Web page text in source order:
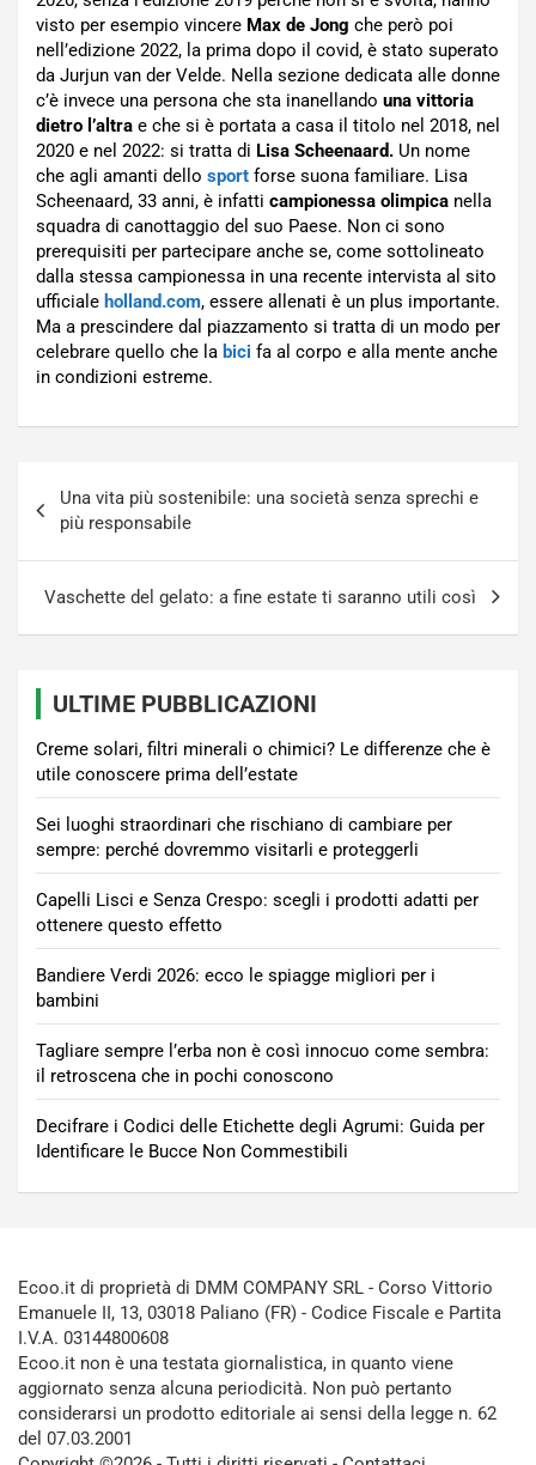
visto per esempio vincere Max de Jong che però poi
nell’edizione 2022, la prima dopo il covid, è stato superato
da Jurjun van der Velde. Nella sezione dedicata alle donne
c’è invece una persona che sta inanellando una vittoria
dietro l’altra e che si è portata a casa il titolo nel 2018, nel
2020 e nel 2022: si tratta di Lisa Scheenaard. Un nome
che agli amanti dello sport forse suona familiare. Lisa
Scheenaard, 33 anni, è infatti campionessa olimpica nella
squadra di canottaggio del suo Paese. Non ci sono
prerequisiti per partecipare anche se, come sottolineato
dalla stessa campionessa in una recente intervista al sito
ufficiale holland.com, essere allenati è un plus importante.
Ma a prescindere dal piazzamento si tratta di un modo per
celebrare quello che la bici fa al corpo e alla mente anche
in condizioni estreme.
articoli
Una vita più sostenibile: una società senza sprechi e
più responsabile
Vaschette del gelato: a fine estate ti saranno utili così
ULTIME PUBBLICAZIONI
Creme solari, filtri minerali o chimici? Le differenze che è
utile conoscere prima dell’estate
Sei luoghi straordinari che rischiano di cambiare per
sempre: perché dovremmo visitarli e proteggerli
Capelli Lisci e Senza Crespo: scegli i prodotti adatti per
ottenere questo effetto
Bandiere Verdi 2026: ecco le spiagge migliori per i
bambini
Tagliare sempre l’erba non è così innocuo come sembra:
il retroscena che in pochi conoscono
Decifrare i Codici delle Etichette degli Agrumi: Guida per
Identificare le Bucce Non Commestibili
Ecoo.it di proprietà di DMM COMPANY SRL - Corso Vittorio
Emanuele II, 13, 03018 Paliano (FR) - Codice Fiscale e Partita
I.V.A. 03144800608
Ecoo.it non è una testata giornalistica, in quanto viene
aggiornato senza alcuna periodicità. Non può pertanto
considerarsi un prodotto editoriale ai sensi della legge n. 62
del 07.03.2001